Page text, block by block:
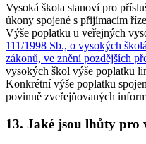
Vysoká škola stanoví pro
úkony spojené s přijímacím
Výše poplatku u veřejných
111/1998 Sb., o vysokých
zákonů, ve znění pozdějších
vysokých škol výše poplatku
Konkrétní výše poplatku
povinně zveřejňovaných
13. Jaké jsou lhůty pro